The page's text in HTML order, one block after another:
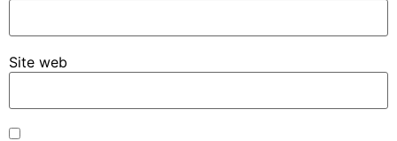
Site web